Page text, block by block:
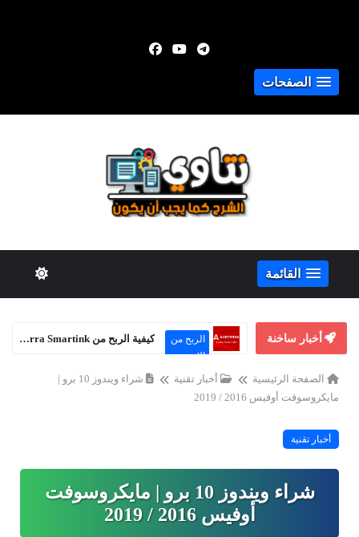
الصفحات
القائمة
أخبار ساخنة
الربح من
الإنترنت
كيفية الربح من Adsterra Smartink حتى بدون موقع إلكتروني
الصفحة الرئيسية أخبار تقنية
شراء ويندوز 10 برو |
مايكروسوفت أوفيس 2016 / 2019
أخبار تقنية
شراء ويندوز 10 برو | مايكروسوفت
أوفيس 2016 / 2019